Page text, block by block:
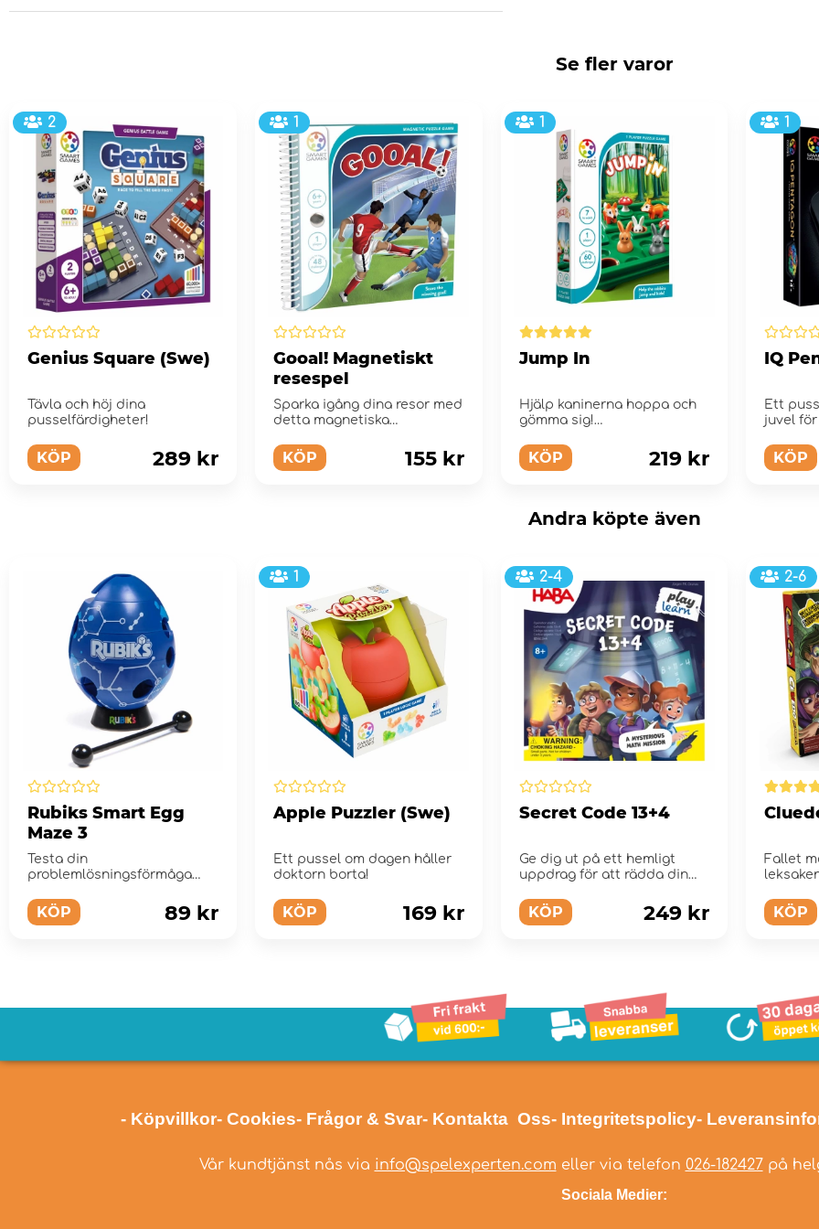
Se fler varor
2
Genius Square (Swe)
Tävla och höj dina
pusselfärdigheter!
KÖP 289 kr
1
Gooal! Magnetiskt
resespel
Sparka igång dina resor med
detta magnetiska
KÖP 155 kr
1
Jump In
Hjälp kaninerna hoppa och
gömma sig!
KÖP 219 kr
1
IQ
Ett
juvel
KÖP
Andra köpte även
Rubiks Smart Egg
Maze 3
Testa din
problemlösningsförmåga
KÖP 89 kr
1
Apple Puzzler (Swe)
Ett pussel om dagen håller
doktorn borta!
KÖP 169 kr
2-4
Secret Code 13+4
Ge dig ut på ett hemligt
uppdrag för att rädda din
KÖP 249 kr
2-6
Fallet
KÖP
- Köpvillkor- Cookies- Frågor & Svar- Kontakta Oss- Integritetspolicy-
Vår kundtjänst nås via info@spelexperten.com eller via telefon 026-182427på
Sociala Medier: